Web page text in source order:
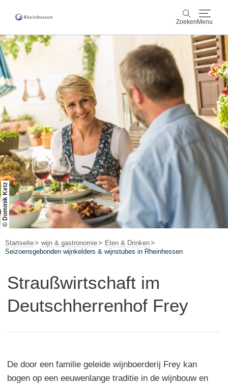
Zoeken Menu
Zoeken
wijn & gastronomie
actief & natuur
Cultuur & Steden
Events
reservering & service
Rheinhessen-Blog
© Dominik Ketz
Startseite wijn & gastronomie
Eten & Drinken
Seizoensgebonden wijnkelders & wijnstubes in Rheinhessen
Straußwirtschaft im
Deutschherrenhof Frey
De door een familie geleide wijnboerderij Frey kan
bogen op een eeuwenlange traditie in de wijnbouw en